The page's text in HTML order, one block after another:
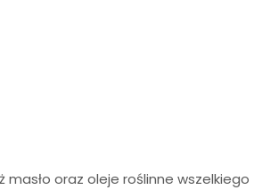
oraz oleje roślinne wszelkiego